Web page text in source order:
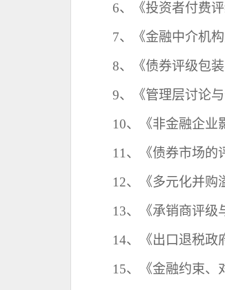
6、《投资者付费
7、《金融中介机
8、《债券评级包
9、《管理层讨论
10、《非金融企业
11 、《债券市场的
12、《多元化并购
13、《承销商评级
14、《出口退税政
15、《金融约束、